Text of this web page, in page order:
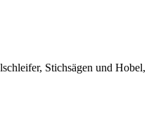
Stichsägen und Hobel,